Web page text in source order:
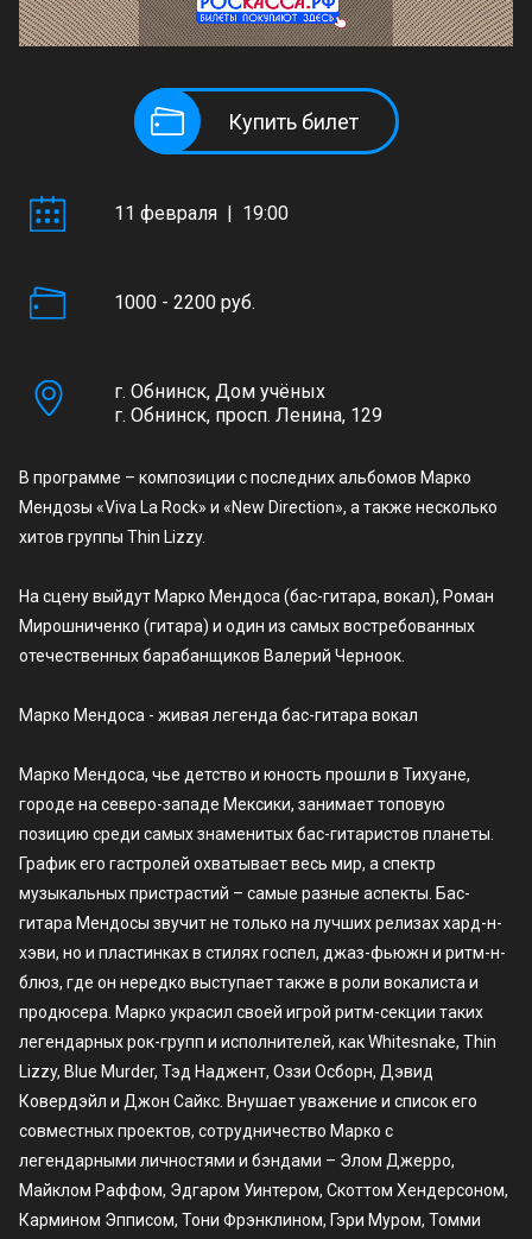
Купить билет
11 февраля | 19:00
1000 - 2200 руб.
г. Обнинск, Дом учёных
г. Обнинск, просп. Ленина, 129
В программе – композиции с последних альбомов Марко
Мендозы «Viva La Rock» и «New Direction», а также несколько
хитов группы Thin Lizzy.
На сцену выйдут Марко Мендоса (бас-гитара, вокал), Роман
Мирошниченко (гитара) и один из самых востребованных
отечественных барабанщиков Валерий Черноок.
Марко Мендоса - живая легенда бас-гитара вокал
Марко Мендоса, чье детство и юность прошли в Тихуане,
городе на северо-западе Мексики, занимает топовую
позицию среди самых знаменитых бас-гитаристов планеты.
График его гастролей охватывает весь мир, а спектр
музыкальных пристрастий – самые разные аспекты. Бас-
гитара Мендосы звучит не только на лучших релизах хард-н-
хэви, но и пластинках в стилях госпел, джаз-фьюжн и ритм-н-
блюз, где он нередко выступает также в роли вокалиста и
продюсера. Марко украсил своей игрой ритм-секции таких
легендарных рок-групп и исполнителей, как Whitesnake, Thin
Lizzy, Blue Murder, Тэд Наджент, Оззи Осборн, Дэвид
Ковердэйл и Джон Сайкс. Внушает уважение и список его
совместных проектов, сотрудничество Марко с
легендарными личностями и бэндами – Элом Джерро,
Майклом Раффом, Эдгаром Уинтером, Скоттом Хендерсоном,
Кармином Эпписом, Тони Фрэнклином, Гэри Муром, Томми